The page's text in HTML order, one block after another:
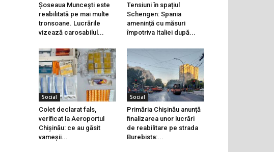
Șoseaua Muncești este
reabilitată pe mai multe
tronsoane. Lucrările
vizează carosabilul...
Tensiuni în spațiul
Schengen: Spania
amenință cu măsuri
împotriva Italiei după...
Social
Colet declarat fals,
verificat la Aeroportul
Chișinău: ce au găsit
vameșii...
Social
Primăria Chișinău anunță
finalizarea unor lucrări
de reabilitare pe strada
Burebista:...